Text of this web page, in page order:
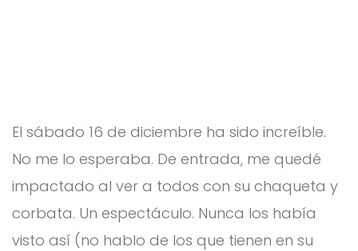
El sábado 16 de diciembre ha sido increíble.
No me lo esperaba. De entrada, me quedé
impactado al ver a todos con su chaqueta y
corbata. Un espectáculo. Nunca los había
visto así (no hablo de los que tienen en su